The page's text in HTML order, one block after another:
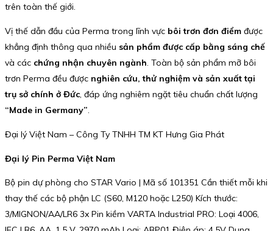
trên toàn thế giới.
Vị thế dẫn đầu của Perma trong lĩnh vực bôi trơn đơn điểm được
khẳng định thông qua nhiều sản phẩm được cấp bằng sáng chế
và các chứng nhận chuyên ngành. Toàn bộ sản phẩm mỡ bôi
trơn Perma đều được nghiên cứu, thử nghiệm và sản xuất tại
trụ sở chính ở Đức, đáp ứng nghiêm ngặt tiêu chuẩn chất lượng
“Made in Germany”.
Đại lý Việt Nam – Công Ty TNHH TM KT Hưng Gia Phát
Đại lý Pin Perma Việt Nam
Bộ pin dự phòng cho STAR Vario | Mã số 101351 Cần thiết mỗi khi
thay thế các bộ phận LC (S60, M120 hoặc L250) Kích thước:
3/MIGNON/AA/LR6 3x Pin kiềm VARTA Industrial PRO: Loại 4006,